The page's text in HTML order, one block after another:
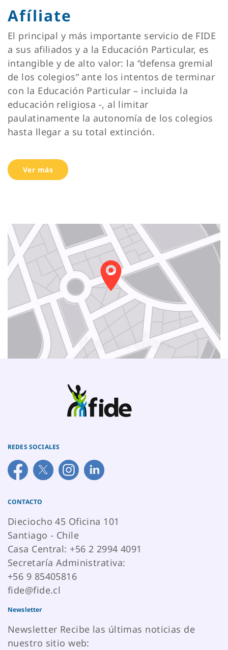
Afíliate
El principal y más importante servicio de FIDE
a sus afiliados y a la Educación Particular, es
intangible y de alto valor: la “defensa gremial
de los colegios” ante los intentos de terminar
con la Educación Particular – incluida la
educación religiosa -, al limitar
paulatinamente la autonomía de los colegios
hasta llegar a su total extinción.
Ver más
REDES SOCIALES
CONTACTO
Dieciocho 45 Oficina 101
Santiago - Chile
Casa Central: +56 2 2994 4091
Secretaría Administrativa:
+56 9 85405816
fide@fide.cl
Newsletter
Newsletter Recibe las últimas noticias de
nuestro sitio web: